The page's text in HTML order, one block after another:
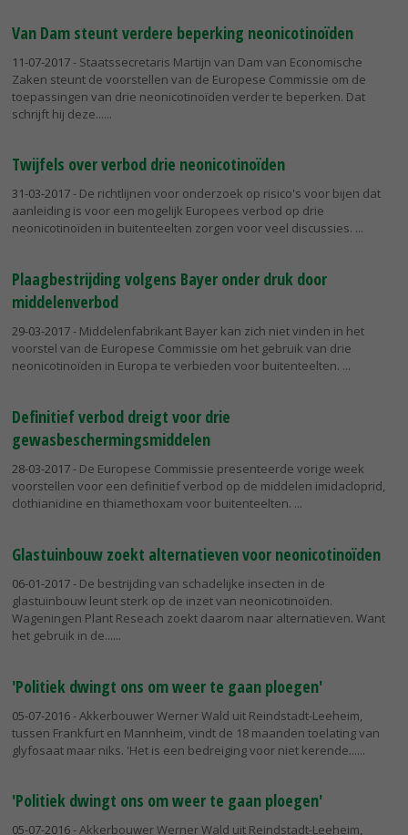
Van Dam steunt verdere beperking neonicotinoïden
11-07-2017- Staatssecretaris Martijn van Dam van Economische
Zaken steunt de voorstellen van de Europese Commissie om de
toepassingen van drie neonicotinoïden verder te beperken. Dat
schrijft hij deze...
Twijfels over verbod drie neonicotinoïden
31-03-2017- De richtlijnen voor onderzoek op risico's voor bijen dat
aanleiding is voor een mogelijk Europees verbod op drie
neonicotinoïden in buitenteelten zorgen voor veel discussies.
Plaagbestrijding volgens Bayer onder druk door
middelenverbod
29-03-2017- Middelenfabrikant Bayer kan zich niet vinden in het
voorstel van de Europese Commissie om het gebruik van drie
neonicotinoïden in Europa te verbieden voor buitenteelten.
Definitief verbod dreigt voor drie
gewasbeschermingsmiddelen
28-03-2017- De Europese Commissie presenteerde vorige week
voorstellen voor een definitief verbod op de middelen imidacloprid,
clothianidine en thiamethoxam voor buitenteelten.
Glastuinbouw zoekt alternatieven voor neonicotinoïden
06-01-2017- De bestrijding van schadelijke insecten in de
glastuinbouw leunt sterk op de inzet van neonicotinoïden.
Wageningen Plant Reseach zoekt daarom naar alternatieven. Want
het gebruik in de...
'Politiek dwingt ons om weer te gaan ploegen'
05-07-2016- Akkerbouwer Werner Wald uit Reindstadt-Leeheim,
tussen Frankfurt en Mannheim, vindt de 18 maanden toelating van
glyfosaat maar niks. 'Het is een bedreiging voor niet kerende...
'Politiek dwingt ons om weer te gaan ploegen'
05-07-2016- Akkerbouwer Werner Wald uit Reindstadt-Leeheim,